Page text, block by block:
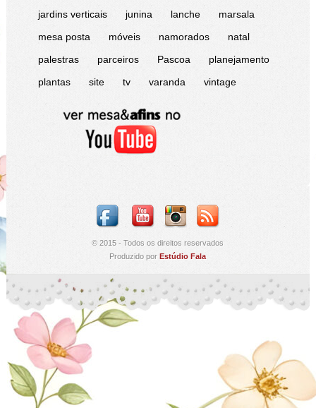
jardins verticais
junina lanche
marsala
mesa posta
móveis namorados
natal
palestras
parceiros Pascoa
planejamento
plantas
site tv varanda vintage
© 2015 - Todos os direitos reservados
Produzido porEstúdio Fala